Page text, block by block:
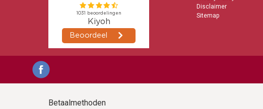
Disclaimer
Sitemap
Betaalmethoden